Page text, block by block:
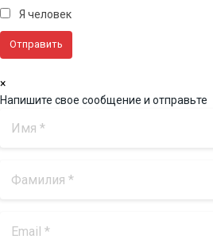
Я человек
×
Напишите свое сообщение и отправьте